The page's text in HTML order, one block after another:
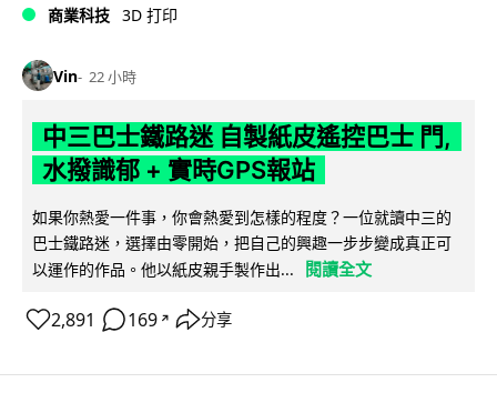
商業科技 3D 打印
Vin 22 小時
中三巴士鐵路迷 自製紙皮遙控巴士 門,
水撥識郁 + 實時GPS報站
如果你熱愛一件事，你會熱愛到怎樣的程度？一位就讀中三的
巴士鐵路迷，選擇由零開始，把自己的興趣一步步變成真正可
以運作的作品。他以紙皮親手製作出...
閱讀全文
2,891 169 ↗ 分享